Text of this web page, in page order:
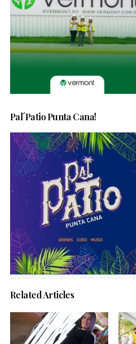
Pal´Patio Punta Cana!
Related Articles